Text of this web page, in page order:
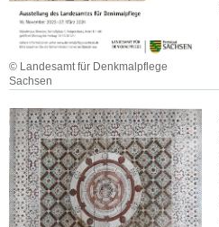
© Landesamt für Denkmalpflege
Sachsen